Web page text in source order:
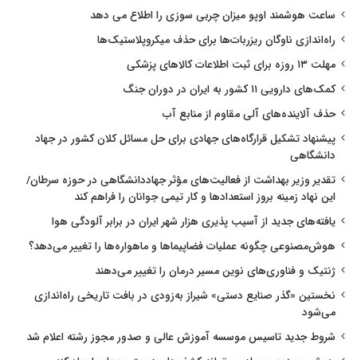
ساعت هوشمند اوپو میزان چربی سوزی را اطلاع می دهد
راه‌اندازی ناوگان ریزربات‌ها برای حذف میکروپلاستیک‌ها
مهلت ۱۳ روزه برای ثبت اطلاعات کالاهای پزشکی
کمک‌های دارویی ۱۱ کشور به ایران در دوران جنگ
حذف آلاینده‌های آلی مقاوم از منابع آب
پیشنهاد تشکیل قرارگاه‌های جهادی برای حل مسائل کلان کشور در جهاد
دانشگاهی
تقدیر وزیر بهداشت از فعالیت‌های مؤثر جهاددانشگاهی در حوزه سرطان/
این نهاد زمینه بروز استعدادها و کار تیمی جوانان را فراهم کند
یافته‌های جدید از آسیب پذیری هزار شهر ایران در برابر آلودگی هوا
هوش‌مصنوعی چگونه عملیات فضاپیماها و ماهواره‌ها را تغییر می‌دهد؟
ژنتیک و فناوری‌های نوین مسیر درمان را تغییر می‌دهند
نخستین «گذر صنایع دستی» شیراز به‌زودی در بافت تاریخی راه‌اندازی
می‌شود
شروط جدید تاسیس موسسه آموزش عالی و صدور مجوز رشته اعلام شد